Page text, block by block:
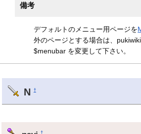
備考
デフォルトのメニュー用ページを
外のページとする場合は、
$menubar を変更して下さい。
N †
†